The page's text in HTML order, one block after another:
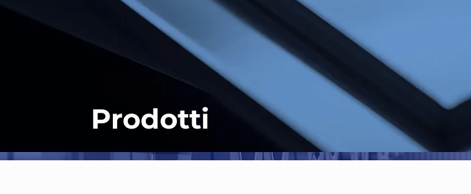
Prodotti